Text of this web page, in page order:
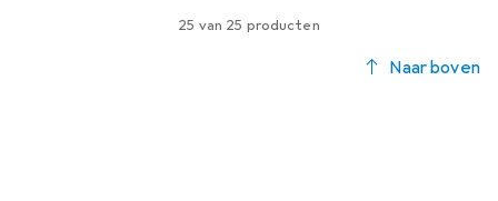
25 van 25 producten
Naar boven